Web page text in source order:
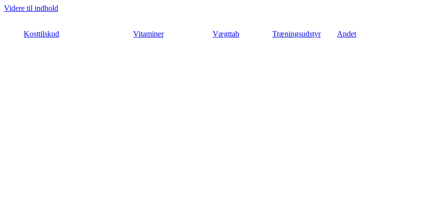
Videre til indhold
Kosttilskud Vitaminer Vægttab Træningsudstyr Andet